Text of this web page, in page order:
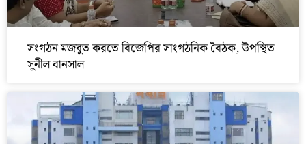
সংগঠন মজবুত করতে বিজেপির সাংগঠনিক বৈঠক, উপস্থিত
সুনীল বানসাল